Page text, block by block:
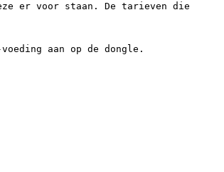
er voor staan. De tarieven die
aan op de dongle.